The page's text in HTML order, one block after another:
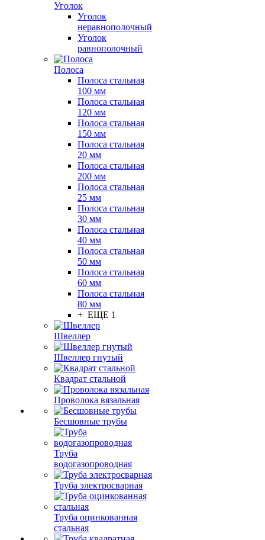
Уголок
Уголок
неравнополочный
Уголок
равнополочный
Полоса
Полоса стальная
100 мм
Полоса стальная
120 мм
Полоса стальная
150 мм
Полоса стальная
20 мм
Полоса стальная
200 мм
Полоса стальная
25 мм
Полоса стальная
30 мм
Полоса стальная
40 мм
Полоса стальная
50 мм
Полоса стальная
60 мм
Полоса стальная
80 мм
+ ЕЩЕ 1
Швеллер
Швеллер гнутый
Квадрат стальной
Проволока вязальная
Бесшовные трубы
Труба
водогазопроводная
Труба электросварная
Труба оцинкованная
стальная